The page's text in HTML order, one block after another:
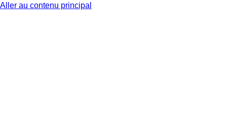
Aller au contenu principal